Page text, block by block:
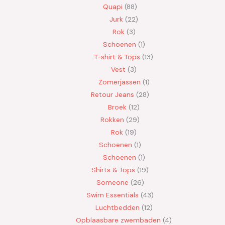
Quapi 88
Jurk 22
Rok 3
Schoenen 1
T-shirt & Tops 13
Vest
3
Zomerjassen 1
Retour Jeans
28
Broek 12
Rokken
29
Rok 19
Schoenen 1
Schoenen 1
Shirts & Tops 19
Someone 26
Swim Essentials 43
Luchtbedden 12
Opblaasbare zwembaden 4